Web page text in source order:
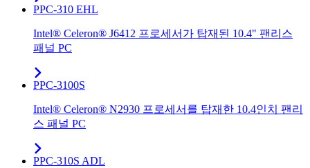
PPC-310 EHL
Intel® Celeron® J6412 프로세서가 탑재된 10.4" 팬리스
패널 PC
PPC-3100S
Intel® Celeron® N2930 프로세서를 탑재한 10.4인치 팬리
스 패널 PC
PPC-310S ADL